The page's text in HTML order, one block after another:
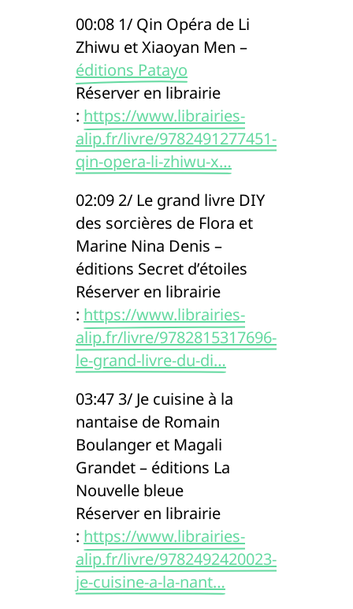
00:08 1/ Qin Opéra de Li
Zhiwu et Xiaoyan Men –
éditions Patayo
Réserver en librairie
: https://www.librairies-
alip.fr/livre/9782491277451-
qin-opera-li-zhiwu-x…
02:09 2/ Le grand livre DIY
des sorcières de Flora et
Marine Nina Denis –
éditions Secret d’étoiles
Réserver en librairie
: https://www.librairies-
alip.fr/livre/9782815317696-
le-grand-livre-du-di…
03:47 3/ Je cuisine à la
nantaise de Romain
Boulanger et Magali
Grandet – éditions La
Nouvelle bleue
Réserver en librairie
: https://www.librairies-
alip.fr/livre/9782492420023-
je-cuisine-a-la-nant…